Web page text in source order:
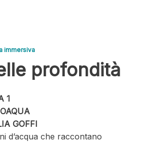
immersiva
profondità
1
GOFFI
d’acqua che raccontano